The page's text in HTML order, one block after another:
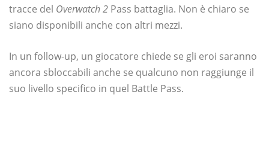
tracce del Overwatch 2 Pass battaglia. Non è chiaro se
siano disponibili anche con altri mezzi.
In un follow-up, un giocatore chiede se gli eroi saranno
ancora sbloccabili anche se qualcuno non raggiunge il
suo livello specifico in quel Battle Pass.